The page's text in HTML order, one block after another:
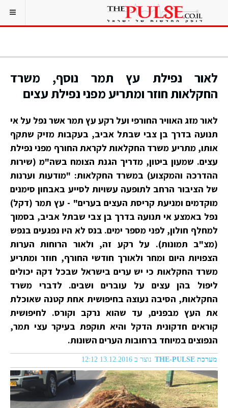
לאור נפילת עץ תמר נוסף, משרד
החקלאות חוזר ומתריע מפני נפילת עצים
לאור מזג האוויר החורפי ועל רקע עץ תמר אשר נפל על אי
תנועה בדרך בן צבי שבתל אביב, בעקבות מזיק שתקף
אותו, מתריע משרד החקלאות לקראת החורף מפני נפילת
עצים. שמעון ביטון, מדריך הגנת הצומח בשה"מ (שירות
ההדרכה והמקצוע) במשרד החקלאות: "מודעות וערנות
של הציבור הרחב לתופעה עשויות לסייע באבחון סימנים
מוקדמים ומניעת קריסת העצים בערים" - עץ תמר (דקל)
נפל באמצע אי תנועה בדרך בן צבי שבתל אביב, בסמוך
למחלף חולון, לפני מספר ימים. בנס לא היו נפגעים בנפש
(מצ"ב תמונות). על רקע זה, ולאור הרוחות הערות
הצפויות היום ומחר ולאורך חודשי החורף, חוזר ומתריע
משרד החקלאות כי יש ערים בישראל שבכל דקה יכולים
ליפול בהן עצים על עוברים ושבים. לדברי משרד
החקלאות, הסיבה נעוצה בחיפושית אחת קטנה שאוכלת
את העץ מבפנים, עד שהוא נרקב וקורס. לחיפושית
קוראים חדקונית הדקל והיא תוקפת בעיקר עצי תמר,
הנפוצים במיוחד ברחובות הערים השונות.
מערכת THE-PULSE נוצר ב 13.12.2016 12:12